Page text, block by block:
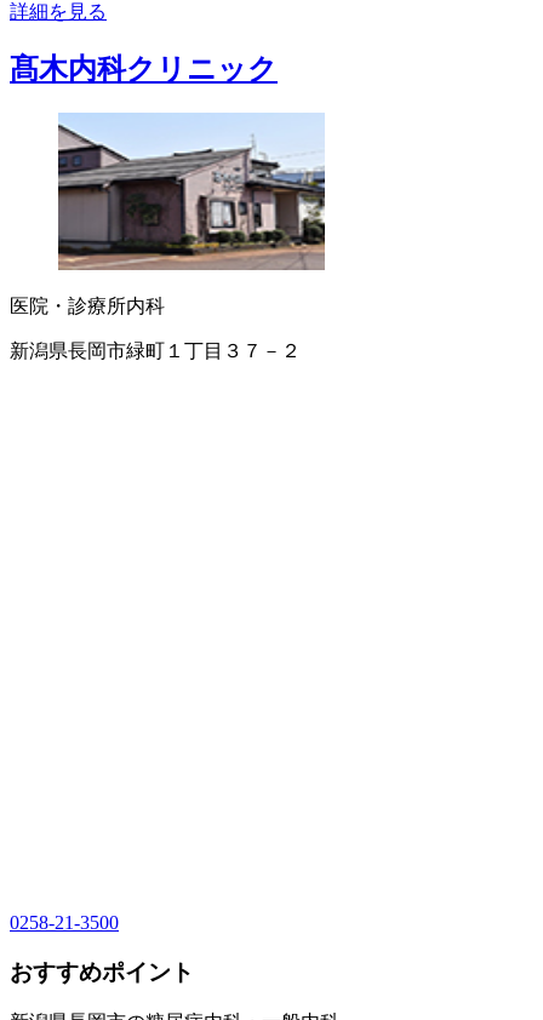
詳細を見る
髙木内科クリニック
医院・診療所内科
新潟県長岡市緑町１丁目３７－２
0258-21-3500
おすすめポイント